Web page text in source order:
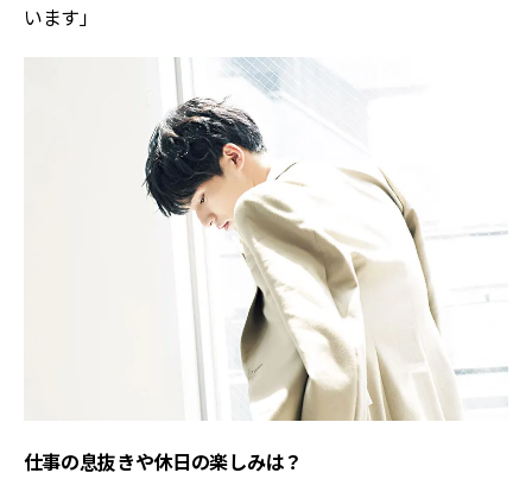
います」
――仕事の息抜きや休日の楽しみは？